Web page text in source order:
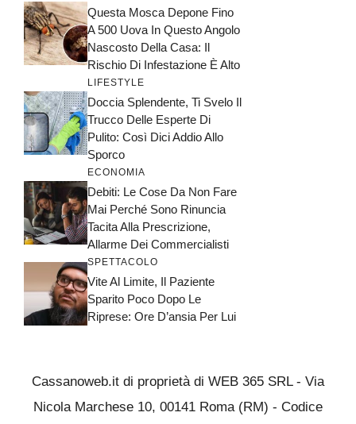
Questa Mosca Depone Fino
A 500 Uova In Questo Angolo
Nascosto Della Casa: Il
Rischio Di Infestazione È Alto
LIFESTYLE
Doccia Splendente, Ti Svelo Il
Trucco Delle Esperte Di
Pulito: Così Dici Addio Allo
Sporco
ECONOMIA
Debiti: Le Cose Da Non Fare
Mai Perché Sono Rinuncia
Tacita Alla Prescrizione,
Allarme Dei Commercialisti
SPETTACOLO
Vite Al Limite, Il Paziente
Sparito Poco Dopo Le
Riprese: Ore D’ansia Per Lui
Cassanoweb.it di proprietà di WEB 365 SRL - Via
Nicola Marchese 10, 00141 Roma (RM) - Codice